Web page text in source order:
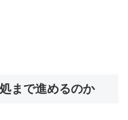
まで進めるのか